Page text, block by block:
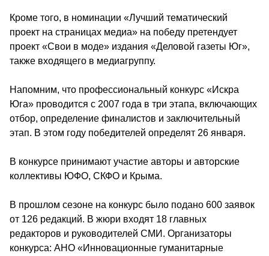
Кроме того, в номинации «Лучший тематический
проект на страницах медиа» на победу претендует
проект «Свои в моде» издания «Деловой газеты Юг»,
также входящего в медиагруппу.
Напомним, что профессиональный конкурс «Искра
Юга» проводится с 2007 года в три этапа, включающих
отбор, определение финалистов и заключительный
этап. В этом году победителей определят 26 января.
В конкурсе принимают участие авторы и авторские
коллективы ЮФО, СКФО и Крыма.
В прошлом сезоне на конкурс было подано 600 заявок
от 126 редакций. В жюри входят 18 главных
редакторов и руководителей СМИ. Организаторы
конкурса: АНО «Инновационные гуманитарные